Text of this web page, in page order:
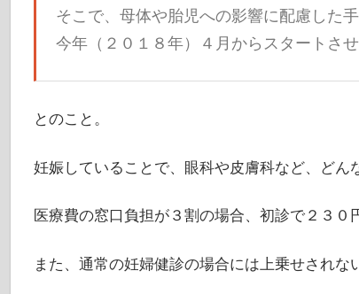
そこで、母体や胎児への影響に配慮した
今年（２０１８年）４月からスタートさせ
とのこと。
妊娠していることで、眼科や皮膚科など、どん
医療費の窓口負担が３割の場合、初診で２３０
また、通常の妊婦健診の場合には上乗せされな